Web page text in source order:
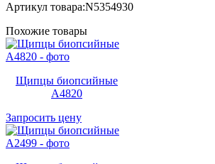
Артикул товара:N5354930
Похожие товары
Щипцы биопсийные
A4820
Запросить цену